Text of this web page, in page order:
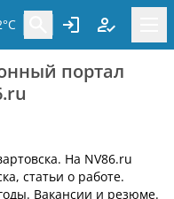
портал
На NV86.ru
статьи о работе.
Вакансии и резюме.